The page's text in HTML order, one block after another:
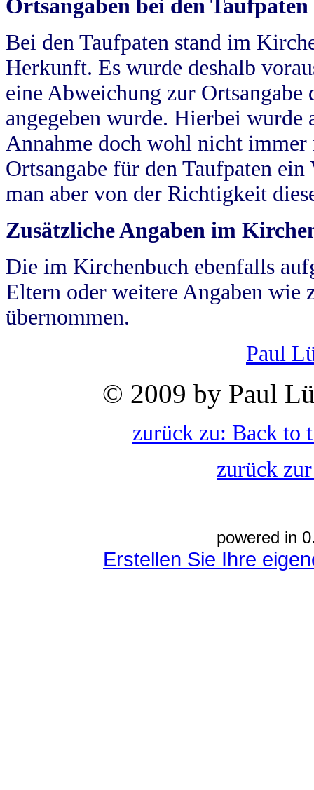
Ortsangaben bei den Taufpaten
Bei den Taufpaten stand im
Herkunft. Es wurde deshalb
eine Abweichung zur
angegeben wurde. Hierbei wurde
Annahme doch wohl nicht
Ortsangabe für den Taufpaten
man aber von der Richtigkeit
Zusätzliche Angaben im
Die im Kirchenbuch ebenfalls
Eltern oder weitere Angaben wie
übernommen.
Paul
© 2009 by Paul
zurück zu: Back to
zurück
powered in
Erstellen Sie Ihre